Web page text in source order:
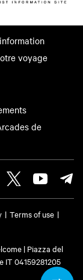
voyage
de
Terms of use
| Piazza del
IT 04159281205